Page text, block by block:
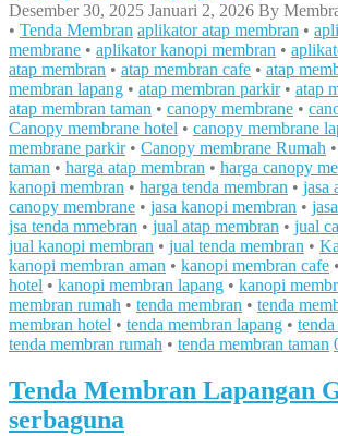
Desember 30, 2025 Januari 2, 2026 By
• Tenda Membran aplikator atap membran •
membrane • aplikator kanopi membran •
atap membran • atap membran cafe • atap
membran lapang • atap membran parkir• atap
atap membran taman • canopy membrane •
Canopy membrane hotel • canopy membrane
membrane parkir• Canopy membrane Rumah •
taman • harga atap membran • harga canopy
kanopi membran • harga tenda membran • jasa
canopy membrane • jasa kanopi membran •
jsa tenda mmebran • jual atap membran • jual
jual kanopi membran • jual tenda membran •
kanopi membran aman • kanopi membran cafe •
hotel • kanopi membran lapang • kanopi
membran rumah • tenda membran • tenda
membran hotel • tenda membran lapang •
tenda membran rumah • tenda membran taman
Tenda Membran Lapangan
serbaguna